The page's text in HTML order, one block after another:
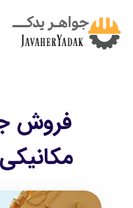
فروش
مکانیکی